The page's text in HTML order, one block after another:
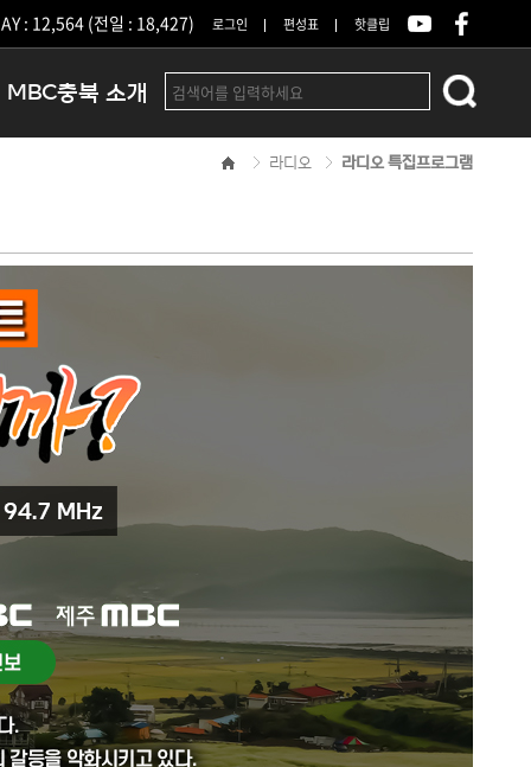
: 12,564 (전일 : 18,427) 로그인 편성표 핫클립
MBC충북 소개
안내
운서
산공고
라디오 라디오 특집프로그램